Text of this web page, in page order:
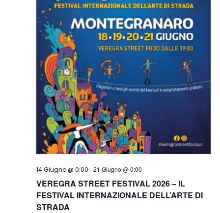
14 Giugno @ 0:00 -21 Giugno @ 0:00
VEREGRA STREET FESTIVAL 2026 – IL
FESTIVAL INTERNAZIONALE DELL’ARTE DI
STRADA